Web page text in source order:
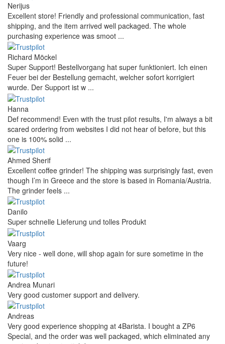
Nerijus
Excellent store! Friendly and professional communication, fast
shipping, and the item arrived well packaged. The whole
purchasing experience was smoot ...
Richard Möckel
Super Support! Bestellvorgang hat super funktioniert. Ich einen
Feuer bei der Bestellung gemacht, welcher sofort korrigiert
wurde. Der Support ist w ...
Hanna
Def recommend! Even with the trust pilot results, I'm always a bit
scared ordering from websites I did not hear of before, but this
one is 100% solid ...
Ahmed Sherif
Excellent coffee grinder! The shipping was surprisingly fast, even
though I’m in Greece and the store is based in Romania/Austria.
The grinder feels ...
Danilo
Super schnelle Lieferung und tolles Produkt
Vaarg
Very nice - well done, will shop again for sure sometime in the
future!
Andrea Munari
Very good customer support and delivery.
Andreas
Very good experience shopping at 4Barista. I bought a ZP6
Special, and the order was well packaged, which eliminated any